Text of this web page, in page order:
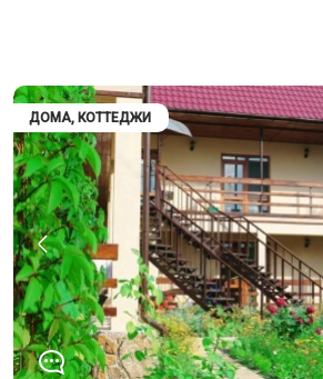
ДОМА, КОТТЕДЖИ